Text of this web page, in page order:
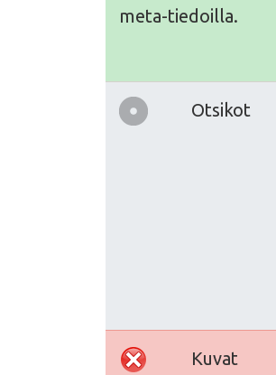
meta-tiedoilla.
Otsikot
Kuvat